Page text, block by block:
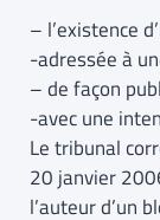
– l’existence
-adressée à
– de façon
-avec une
Le tribunal
20 janvier
l’auteur d’un